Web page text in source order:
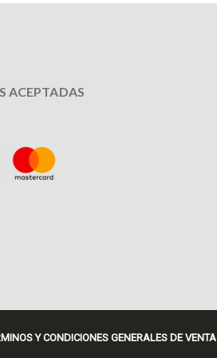
ACEPTADAS
Y CONDICIONES GENERALES DE VENTA